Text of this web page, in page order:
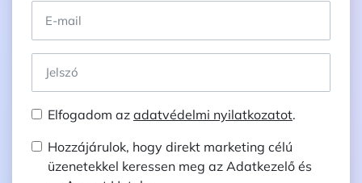
Elfogadom az adatvédelmi nyilatkozatot.
Hozzájárulok, hogy direkt marketing célú
üzenetekkel keressen meg az Adatkezelő és